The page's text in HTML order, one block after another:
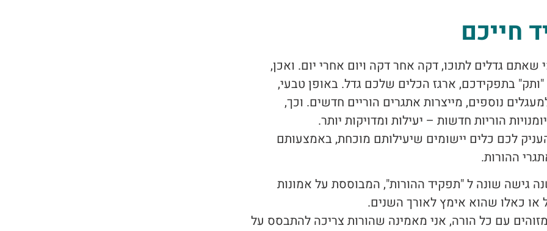
חייכם
שאתם גדלים לתוכו, דקה אחר דקה ויום אחרי יום. ואכן,
בתפקידכם, ארגז הכלים שלכם גדל. באופן טבעי,
נוספים, מייצרות אתגרים הוריים חדשים. וכך,
הוריות חדשות – יעילות ומדויקות יותר.
לכם כלים יישומים שיעילותם מוכחת, באמצעותם
ההורות.
גישה שונה ל "תפקיד ההורות", המבוססת על אמונות
או כאלו שהוא אימץ לאורך השנים.
עם כל הורה, אני מאמינה שהורות צריכה להתבסס על